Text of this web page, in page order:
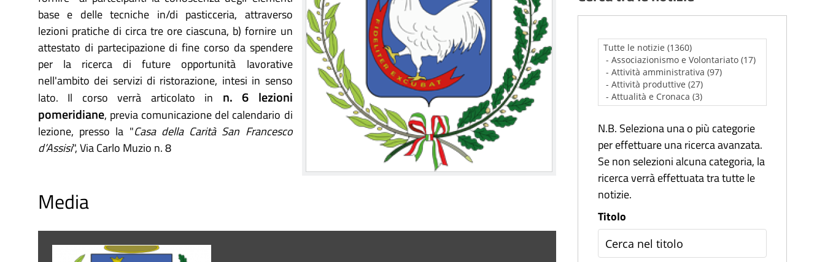
base e delle tecniche in/di pasticceria, attraverso
lezioni pratiche di circa tre ore ciascuna, b) fornire un
attestato di partecipazione di fine corso da spendere
per la ricerca di future opportunità lavorative
nell'ambito dei servizi di ristorazione, intesi in senso
lato. Il corso verrà articolato in n. 6 lezioni
pomeridiane, previa comunicazione del calendario di
lezione, presso la "Casa della Carità San Francesco
d’Assisi", Via Carlo Muzio n. 8
Media
N.B. Seleziona una o più categorie
per effettuare una ricerca avanzata.
Se non selezioni alcuna categoria, la
ricerca verrà effettuata tra tutte le
notizie.
Titolo